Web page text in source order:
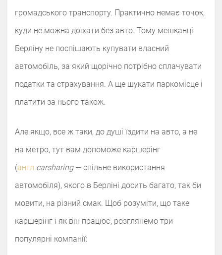
громадського транспорту. Практично немає точок,
куди не можна доїхати без авто. Тому мешканці
Берліну не поспішають купувати власний
автомобіль, за який щорічно потрібно сплачувати
податки та страхування. А ще шукати паркомісце і
платити за нього також.
Але якщо, все ж таки, до душі їздити на авто, а не
на метро, тут вам допоможе каршерінг
(англ. carsharing— спільне використання
автомобіля), якого в Берліні досить багато, так би
мовити, на різний смак. Щоб розуміти, що таке
каршерінг і як він працює, розглянемо три
популярні компанії: